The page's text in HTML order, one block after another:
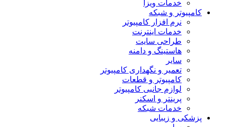
خدمات ویزا
کامپیوتر و شبکه
نرم افزار کامپیوتر
خدمات اینترنت
طراحی سایت
هاستینگ و دامنه
سایر
تعمیر و نگهداری کامپیوتر
کامپیوتر و قطعات
لوازم جانبی کامپیوتر
پرینتر و اسکنر
خدمات شبکه
پزشکی و زیبایی